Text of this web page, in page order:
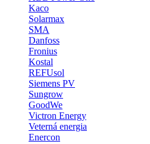
Kaco
Solarmax
SMA
Danfoss
Fronius
Kostal
REFUsol
Siemens PV
Sungrow
GoodWe
Victron Energy
Veterná energia
Enercon